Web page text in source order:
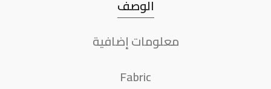
الوصف
معلومات إضافية
Fabric